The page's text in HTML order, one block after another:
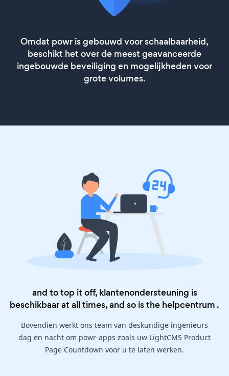
Omdat powr is gebouwd voor schaalbaarheid,
beschikt het over de meest geavanceerde
ingebouwde beveiliging en mogelijkheden voor
grote volumes.
and to top it off, klantenondersteuning is
beschikbaar at all times, and so is the helpcentrum .
Bovendien werkt ons team van deskundige ingenieurs
dag en nacht om powr-apps zoals uw LightCMS Product
Page Countdown voor u te laten werken.